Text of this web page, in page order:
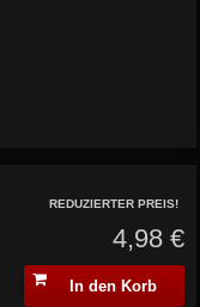
REDUZIERTER PREIS!
4,98 €
In den Korb